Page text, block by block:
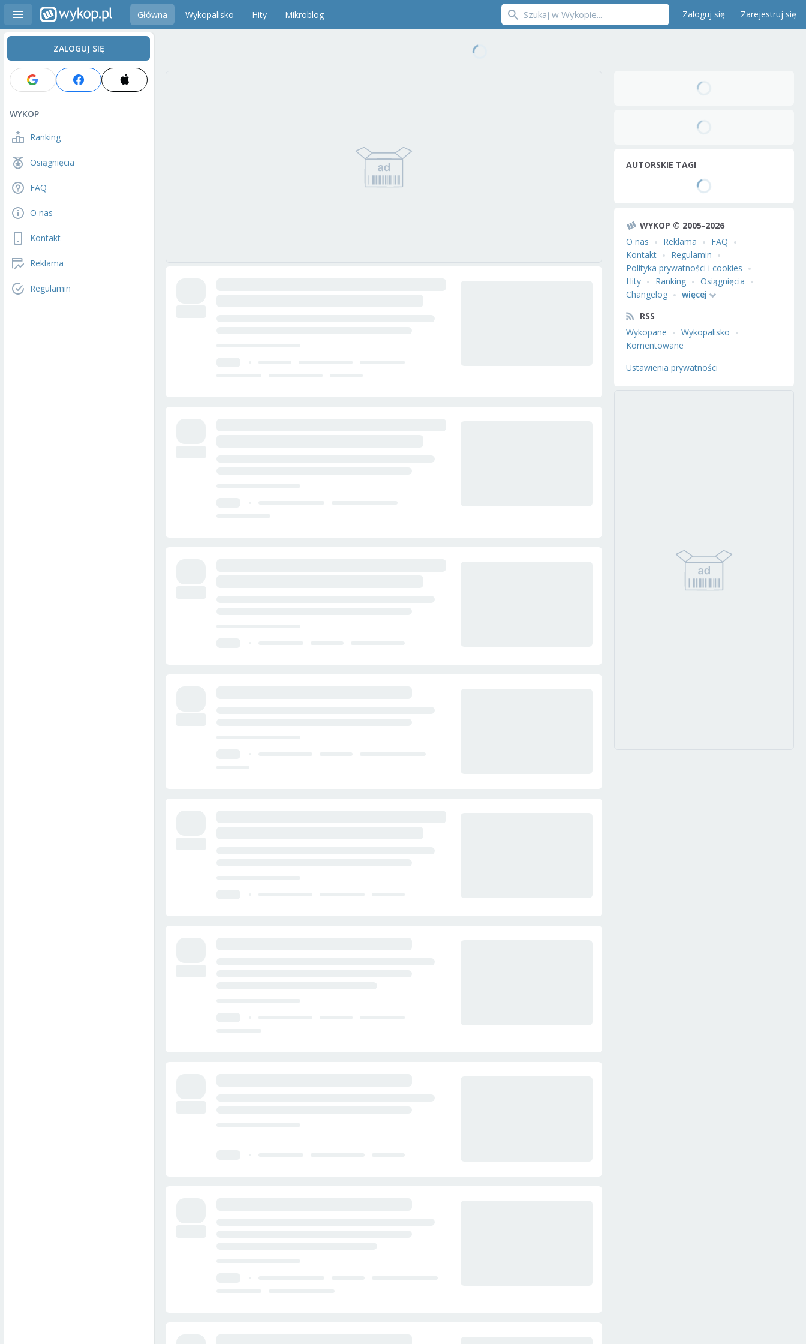
Główna Wykopalisko Hity Mikroblog Zaloguj się Zarejestruj się
ZALOGUJ SIĘ
WYKOP
Ranking
Osiągnięcia
FAQ
O nas
Kontakt
Reklama
Regulamin
AUTORSKIE TAGI
WYKOP © 2005-2026
O nas
Reklama
FAQ
Kontakt
Regulamin
Polityka prywatności i cookies
Hity
Ranking
Osiągnięcia
Changelog
więcej
RSS
Wykopane
Wykopalisko
Komentowane
Ustawienia prywatności